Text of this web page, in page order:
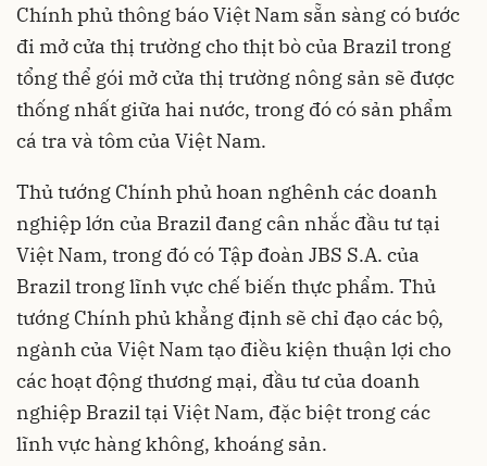
Chính phủ thông báo Việt Nam sẵn sàng có bước
đi mở cửa thị trường cho thịt bò của Brazil trong
tổng thể gói mở cửa thị trường nông sản sẽ được
thống nhất giữa hai nước, trong đó có sản phẩm
cá tra và tôm của Việt Nam.
Thủ tướng Chính phủ hoan nghênh các doanh
nghiệp lớn của Brazil đang cân nhắc đầu tư tại
Việt Nam, trong đó có Tập đoàn JBS S.A. của
Brazil trong lĩnh vực chế biến thực phẩm. Thủ
tướng Chính phủ khẳng định sẽ chỉ đạo các bộ,
ngành của Việt Nam tạo điều kiện thuận lợi cho
các hoạt động thương mại, đầu tư của doanh
nghiệp Brazil tại Việt Nam, đặc biệt trong các
lĩnh vực hàng không, khoáng sản.